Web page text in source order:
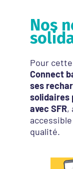
Nos
Pour
Connect
ses
solidaires
avec SFR,
qualité.